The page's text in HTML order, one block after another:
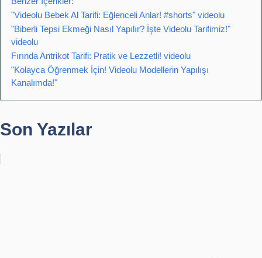
"Videolu Bebek Al Tarifi: Eğlenceli Anlar! #shorts" videolu
"Biberli Tepsi Ekmeği Nasıl Yapılır? İşte Videolu Tarifimiz!"
videolu
Fırında Antrikot Tarifi: Pratik ve Lezzetli! videolu
"Kolayca Öğrenmek İçin! Videolu Modellerin Yapılışı
Kanalımda!"
Son Yazılar